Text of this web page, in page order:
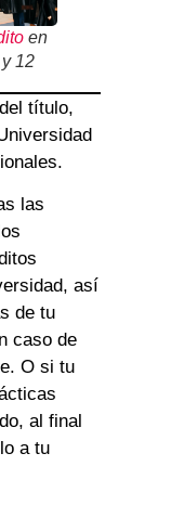
en
12
título,
las
así
de tu
caso de
O si tu
al final
a tu